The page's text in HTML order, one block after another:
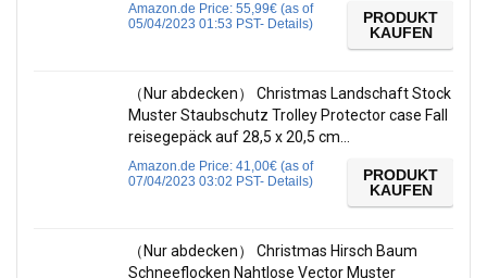
Amazon.de Price: 55,99€ (as of
05/04/2023 01:53 PST- Details)
PRODUKT
KAUFEN
（Nur abdecken） Christmas Landschaft Stock
Muster Staubschutz Trolley Protector case Fall
reisegepäck auf 28,5 x 20,5 cm…
Amazon.de Price: 41,00€ (as of
07/04/2023 03:02 PST- Details)
PRODUKT
KAUFEN
（Nur abdecken） Christmas Hirsch Baum
Schneeflocken Nahtlose Vector Muster